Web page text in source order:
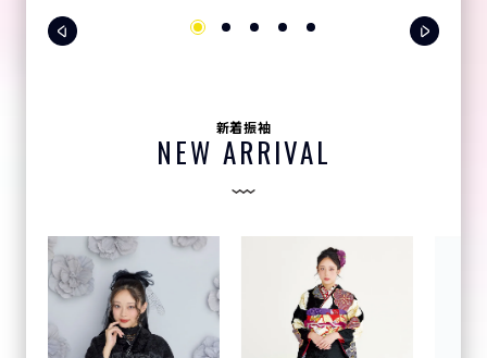
新着振袖
NEW ARRIVAL